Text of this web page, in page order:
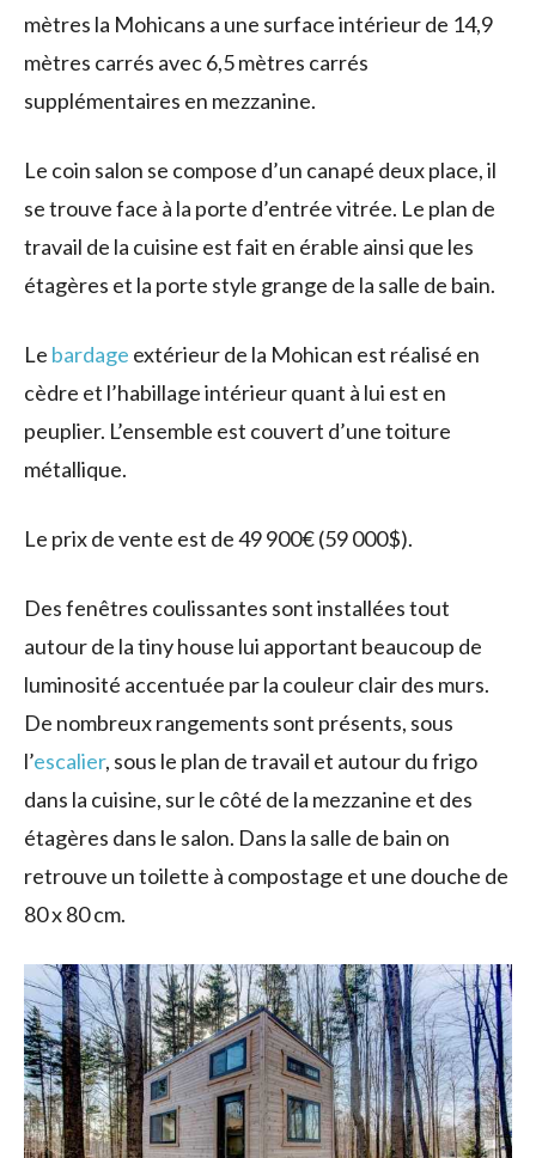
mètres la Mohicans a une surface intérieur de 14,9
mètres carrés avec 6,5 mètres carrés
supplémentaires en mezzanine.
Le coin salon se compose d’un canapé deux place, il
se trouve face à la porte d’entrée vitrée. Le plan de
travail de la cuisine est fait en érable ainsi que les
étagères et la porte style grange de la salle de bain.
Le bardage extérieur de la Mohican est réalisé en
cèdre et l’habillage intérieur quant à lui est en
peuplier. L’ensemble est couvert d’une toiture
métallique.
Le prix de vente est de 49 900€ (59 000$).
Des fenêtres coulissantes sont installées tout
autour de la tiny house lui apportant beaucoup de
luminosité accentuée par la couleur clair des murs.
De nombreux rangements sont présents, sous
l’escalier, sous le plan de travail et autour du frigo
dans la cuisine, sur le côté de la mezzanine et des
étagères dans le salon. Dans la salle de bain on
retrouve un toilette à compostage et une douche de
80 x 80 cm.